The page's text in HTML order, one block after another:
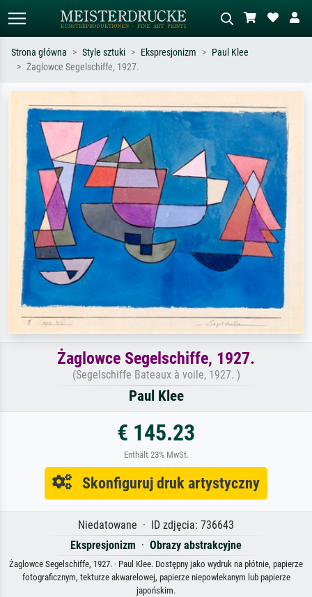
Szukaj wg artysty, tytułu lub stylu – np.
Monet, Gwiaździsta noc,
impresjonizm, fala Hokusaia, akt.
Opisz scenę – np. zielona łąka,
abstrakcja z czerwienią, ciemny olej,
stojący akt obok drzewa.
Strona główna Style sztuki Ekspresjonizm
Paul Klee
Żaglowce Segelschiffe, 1927.
Żaglowce Segelschiffe, 1927.
(Segelschiffe Bateaux à voile, 1927. )
Paul Klee
€ 145.23
Enthält 23% MwSt.
Skonfiguruj druk artystyczny
Niedatowane · ID zdjęcia: 736643
Ekspresjonizm · Obrazy abstrakcyjne
Żaglowce Segelschiffe, 1927. · Paul Klee. Dostępny jako wydruk na płótnie, papierze
fotograficznym, tekturze akwarelowej, papierze niepowlekanym lub papierze
japońskim.